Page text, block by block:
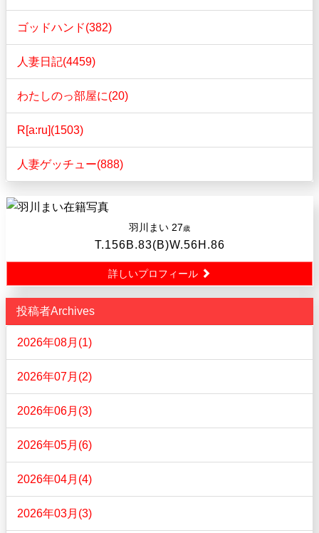
ゴッドハンド(382)
人妻日記(4459)
わたしのっ部屋に(20)
R[a:ru](1503)
人妻ゲッチュー(888)
羽川まい 27歳
T.156B.83(B)W.56H.86
詳しいプロフィール
投稿者Archives
2026年08月(1)
2026年07月(2)
2026年06月(3)
2026年05月(6)
2026年04月(4)
2026年03月(3)